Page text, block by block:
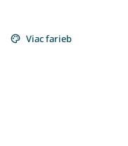
Viac farieb